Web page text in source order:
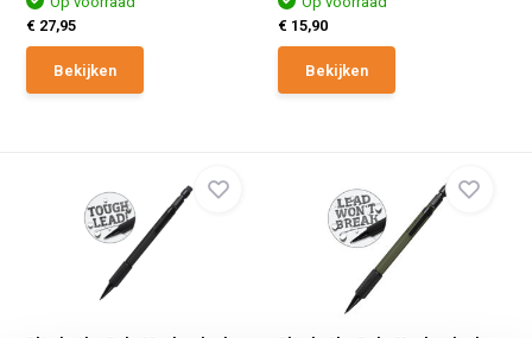
€ 27,95
Bekijken
€ 15,90
Bekijken